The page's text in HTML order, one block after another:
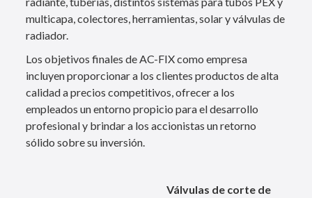
multicapa, colectores, herramientas, solar y válvulas de
radiador.
Los objetivos finales de AC-FIX como empresa
incluyen proporcionar a los clientes productos de alta
calidad a precios competitivos, ofrecer a los
empleados un entorno propicio para el desarrollo
profesional y brindar a los accionistas un retorno
sólido sobre su inversión.
Válvulas de corte de